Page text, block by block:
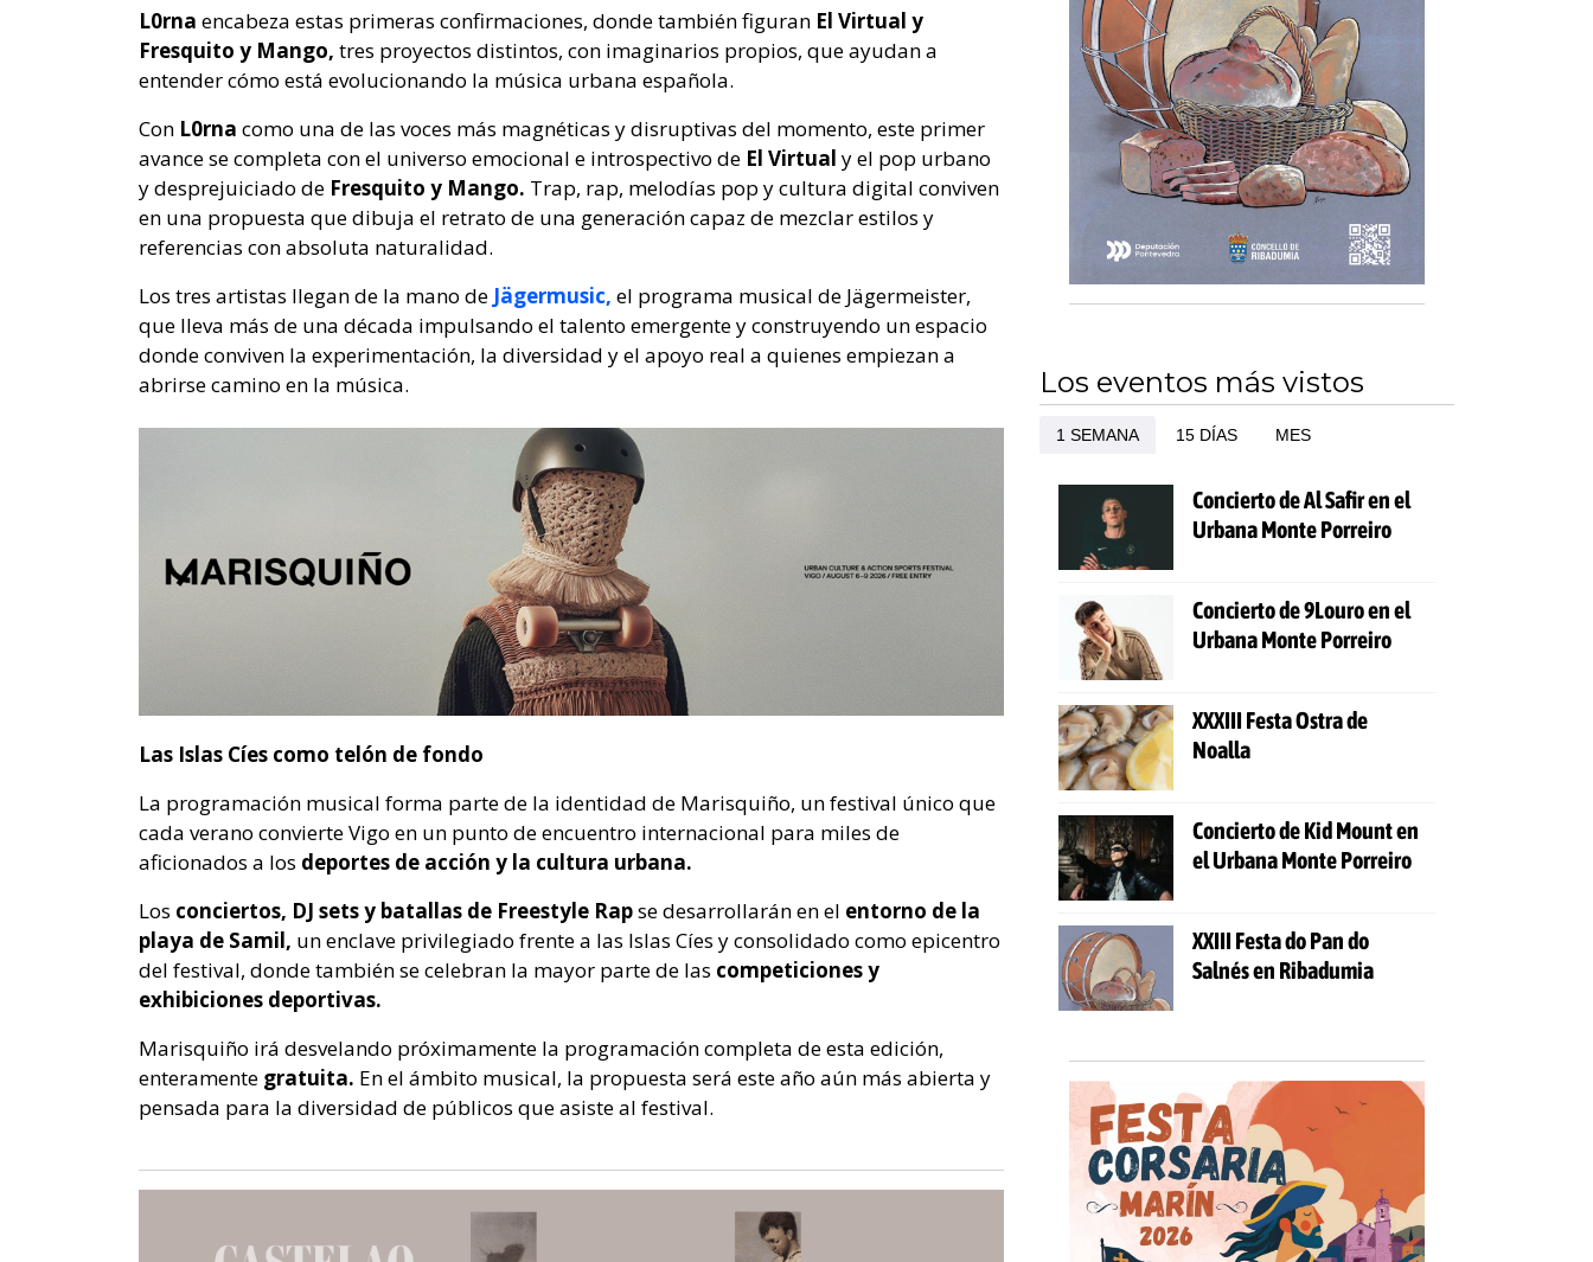
L0rna encabeza estas primeras confirmaciones, donde también figuran El Virtual y
Fresquito y Mango, tres proyectos distintos, con imaginarios propios, que ayudan a
entender cómo está evolucionando la música urbana española.
Con L0rna como una de las voces más magnéticas y disruptivas del momento, este primer
avance se completa con el universo emocional e introspectivo de El Virtual y el pop urbano
y desprejuiciado de Fresquito y Mango. Trap, rap, melodías pop y cultura digital conviven
en una propuesta que dibuja el retrato de una generación capaz de mezclar estilos y
referencias con absoluta naturalidad.
Los tres artistas llegan de la mano de Jägermusic, el programa musical de Jägermeister,
que lleva más de una década impulsando el talento emergente y construyendo un espacio
donde conviven la experimentación, la diversidad y el apoyo real a quienes empiezan a
abrirse camino en la música.
Las Islas Cíes como telón de fondo
La programación musical forma parte de la identidad de Marisquiño, un festival único que
cada verano convierte Vigo en un punto de encuentro internacional para miles de
aficionados a los deportes de acción y la cultura urbana.
Los conciertos, DJ sets y batallas de Freestyle Rapse desarrollarán en el entorno de la
playa de Samil, un enclave privilegiado frente a las Islas Cíes y consolidado como epicentro
del festival, donde también se celebran la mayor parte de las competiciones y
exhibiciones deportivas.
Marisquiño irá desvelando próximamente la programación completa de esta edición,
enteramente gratuita. En el ámbito musical, la propuesta será este año aún más abierta y
pensada para la diversidad de públicos que asiste al festival.
Los eventos más vistos
1 SEMANA 15 DÍAS MES
Concierto de Al Safir en el
Urbana Monte Porreiro
Concierto de 9Louro en el
Urbana Monte Porreiro
XXXIII Festa Ostra de
Noalla
Concierto de Kid Mount en
el Urbana Monte Porreiro
XXIII Festa do Pan do
Salnés en Ribadumia